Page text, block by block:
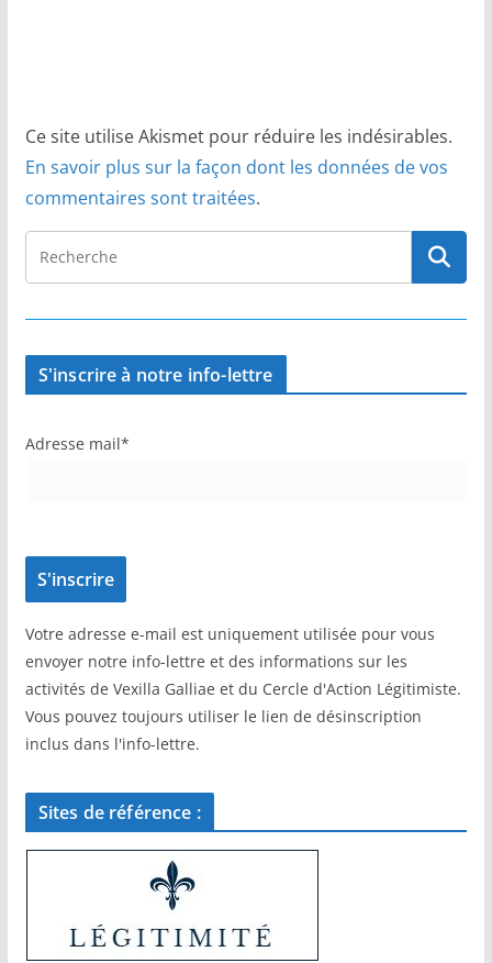
Ce site utilise Akismet pour réduire les indésirables.
En savoir plus sur la façon dont les données de vos
commentaires sont traitées.
S'inscrire à notre info-lettre
Adresse mail*
Votre adresse e-mail est uniquement utilisée pour vous
envoyer notre info-lettre et des informations sur les
activités de Vexilla Galliae et du Cercle d'Action Légitimiste.
Vous pouvez toujours utiliser le lien de désinscription
inclus dans l'info-lettre.
Sites de référence :